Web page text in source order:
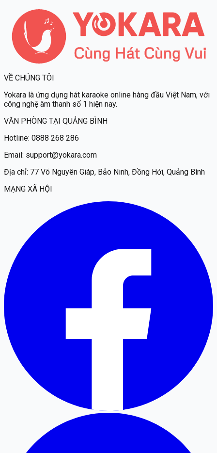
VỀ CHÚNG TÔI
Yokara là ứng dụng hát karaoke online hàng đầu Việt Nam, với
công nghệ âm thanh số 1 hiện nay.
VĂN PHÒNG TẠI QUẢNG BÌNH
Hotline: 0888 268 286
Email: support@yokara.com
Địa chỉ: 77 Võ Nguyên Giáp, Bảo Ninh, Đồng Hới, Quảng Bình
MẠNG XÃ HỘI